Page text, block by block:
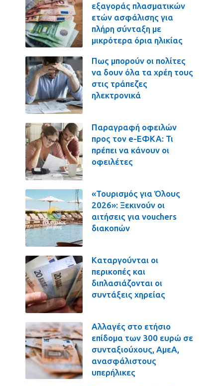
εξαγοράς πλασματικών
ετών ασφάλισης για
πλήρη σύνταξη με
μικρότερα όρια ηλικίας
Πως μπορούν οι πολίτες
να δουν όλα τα χρέη τους
στις τράπεζες
ηλεκτρονικά
Παραγραφή οφειλών
προς τον e-ΕΦΚΑ: Τι
πρέπει να κάνουν οι
οφειλέτες
«Τουρισμός για Όλους
2026»: Ξεκινούν οι
αιτήσεις για vouchers
διακοπών
Καταργούνται οι
περικοπές και
διπλασιάζονται οι
συντάξεις χηρείας
Αλλαγές στο ετήσιο
επίδομα των 300 ευρώ σε
συνταξιούχους, ΑμεΑ,
ανασφάλιστους
υπερήλικες